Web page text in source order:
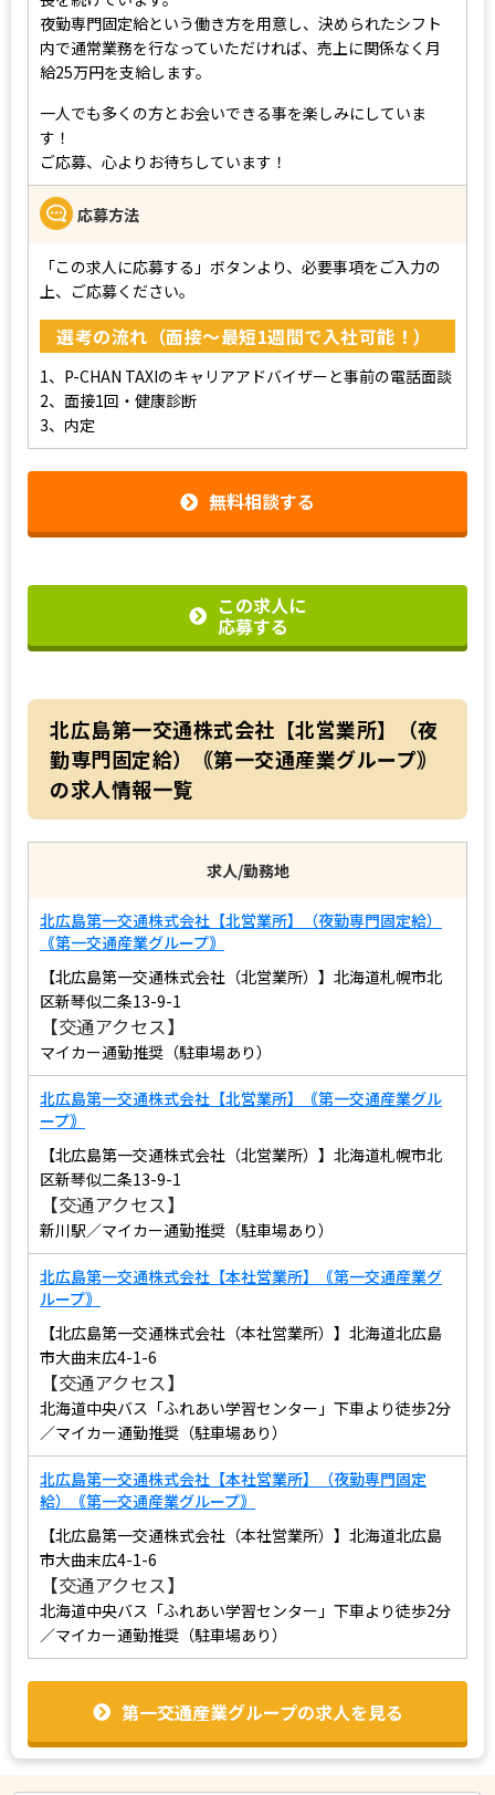
夜勤専門固定給という働き方を用意し、決められたシフト
内で通常業務を行なっていただければ、売上に関係なく月
給25万円を支給します。
一人でも多くの方とお会いできる事を楽しみにしていま
す！
ご応募、心よりお待ちしています！
応募方法
「この求人に応募する」ボタンより、必要事項をご入力の
上、ご応募ください。
選考の流れ（面接～最短1週間で入社可能！）
1、P-CHAN TAXIのキャリアアドバイザーと事前の電話面談
2、面接1回・健康診断
3、内定
無料相談する
この求人に
応募する
北広島第一交通株式会社【北営業所】（夜
勤専門固定給）｟第一交通産業グループ｠
の求人情報一覧
求人/勤務地
北広島第一交通株式会社【北営業所】（夜勤専門固定給）
｟第一交通産業グループ｠
【北広島第一交通株式会社（北営業所）】北海道札幌市北
区新琴似二条13-9-1
【交通アクセス】
マイカー通勤推奨（駐車場あり）
北広島第一交通株式会社【北営業所】｟第一交通産業グル
ープ｠
【北広島第一交通株式会社（北営業所）】北海道札幌市北
区新琴似二条13-9-1
【交通アクセス】
新川駅／マイカー通勤推奨（駐車場あり）
北広島第一交通株式会社【本社営業所】｟第一交通産業グ
ループ｠
【北広島第一交通株式会社（本社営業所）】北海道北広島
市大曲末広4-1-6
【交通アクセス】
北海道中央バス「ふれあい学習センター」下車より徒歩2分
／マイカー通勤推奨（駐車場あり）
北広島第一交通株式会社【本社営業所】（夜勤専門固定
給）｟第一交通産業グループ｠
【北広島第一交通株式会社（本社営業所）】北海道北広島
市大曲末広4-1-6
【交通アクセス】
北海道中央バス「ふれあい学習センター」下車より徒歩2分
／マイカー通勤推奨（駐車場あり）
第一交通産業グループの求人を見る